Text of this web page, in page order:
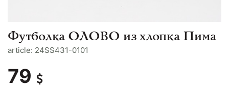
Футболка ОЛОВО из хлопка Пима
article: 24SS431-0101
79